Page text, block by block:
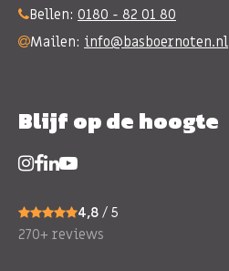
Bellen: 0180 - 82 01 80
Mailen: info@basboernoten.nl
Blijf op de hoogte
4,8 / 5
270+ reviews